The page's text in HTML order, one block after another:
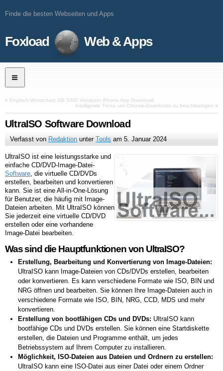
Finde die besten Webseiten und Apps
Foxload Web & Apps
« Englisch Wortschatz GB 5000 Vokabeln iPhone App Download
Intelligente Tricks, um Chrome-Downloads zu beschleunigen »
UltraISO Software Download
Verfasst von Redaktion unterTools am5. Januar 2024
UltraISO ist eine leistungsstarke und
einfache CD/DVD-Image-Datei-
Software, die virtuelle CD/DVDs
erstellen, bearbeiten und konvertieren
kann. Sie ist eine All-in-One-Lösung
für Benutzer, die häufig mit Image-
Dateien arbeiten. Mit UltraISO können
Sie jederzeit eine virtuelle CD/DVD
erstellen oder eine vorhandene
Image-Datei bearbeiten.
Was sind die Hauptfunktionen von UltraISO?
Erstellung, Bearbeitung und Konvertierung von Image-Dateien:
UltraISO kann Image-Dateien von CDs/DVDs erstellen, bearbeiten
oder konvertieren. Es kann verschiedene Formate wie ISO, BIN und
NRG öffnen und bearbeiten. Sie können Ihre Image-Dateien auch in
verschiedene Formate wie ISO, BIN, NRG, CCD, MDS und mehr
konvertieren.
Erstellung von bootfähigen CDs und DVDs: UltraISO kann
bootfähige CDs und DVDs erstellen. Sie können eine Startdiskette
erstellen, die Dateien und Programme enthält, um jedes
Betriebssystem auf Ihrem Computer zu installieren.
Möglichkeit, ISO-Dateien aus Dateien und Ordnern zu erstellen:
UltraISO kann eine ISO-Datei aus einer Datei oder einem Ordner